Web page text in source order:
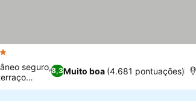
8,3Muito boa (4.681 pontuações)
seguro,